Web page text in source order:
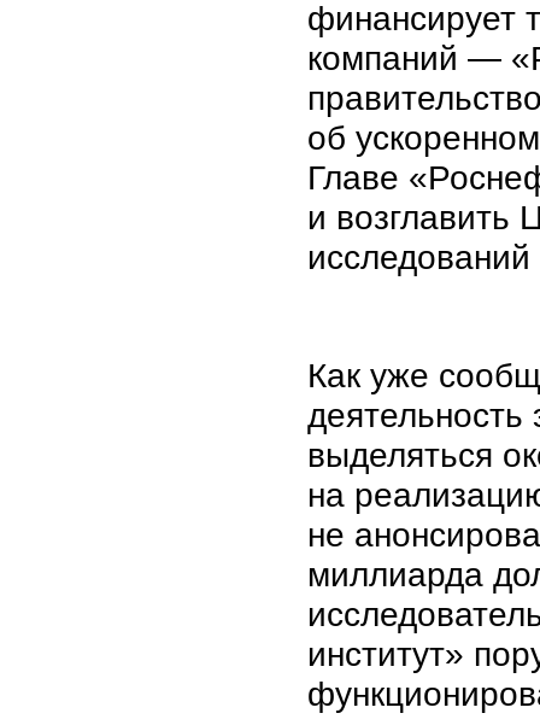
финансирует
компаний —
об
Главе
и возглавить
исследований
Как уже
деятельность
выделяться
на
не
миллиарда
институт»